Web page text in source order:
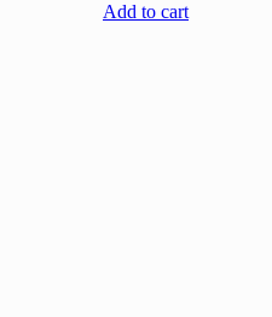
Add to cart